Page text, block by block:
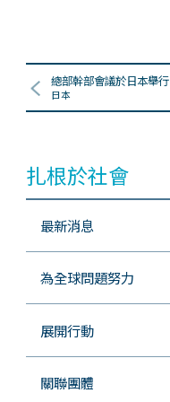
總部幹部會議於日本舉行
日本
扎根於社會
最新消息
為全球問題努力
展開行動
關聯團體